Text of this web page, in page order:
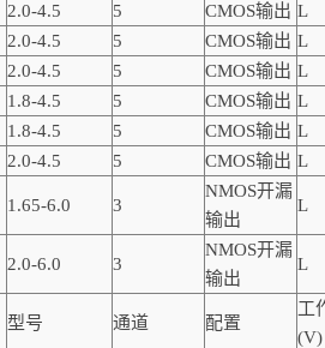
2.0-4.5 5 CMOS输出 L
2.0-4.5 5 CMOS输出 L
2.0-4.5 5 CMOS输出 L
1.8-4.5 5 CMOS输出 L
1.8-4.5 5 CMOS输出 L
2.0-4.5 5 CMOS输出 L
1.65-6.0 3
NMOS开漏
输出
L
2.0-6.0 3
NMOS开漏
输出
L
型号 通道 配置
工
(V)